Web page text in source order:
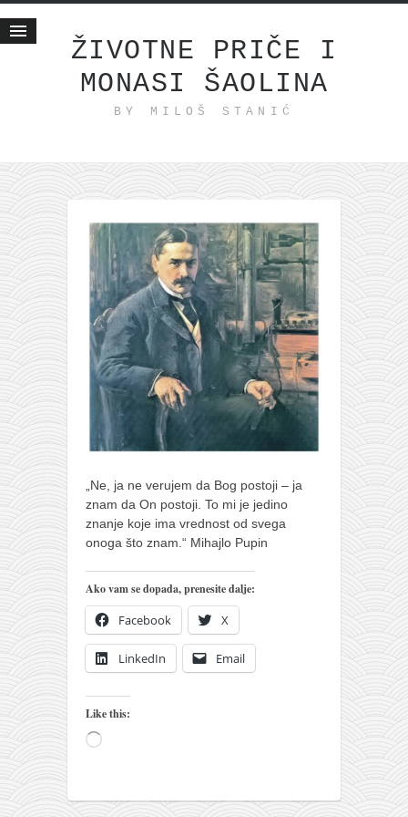
ŽIVOTNE PRIČE I
MONASI ŠAOLINA
BY MILOŠ STANIĆ
Životne priče
internet poslovanje
ishranom do zdravlja
moj haiku
momenti i mesta
bonus sadržaj
Svetlopis
zakonopravilo
duhovni otac
pravoslavlje
zabranjena istorija
porodične priče
umesto tvitera
azbuki i knjige
Okinava karate
najnovije na blogu
istorija karatea
bubishi
kihon
„Ne, ja ne verujem da Bog postoji – ja
znam da On postoji. To mi je jedino
znanje koje ima vrednost od svega
onoga što znam.“ Mihajlo Pupin
Ako vam se dopada, prenesite dalje:
Facebook X
LinkedIn Email
Like this:
Loading…